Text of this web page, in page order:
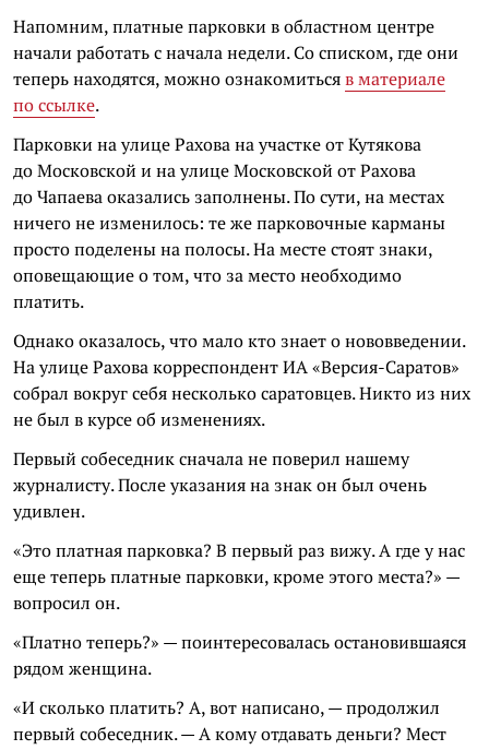
Напомним, платные парковки в областном центре
начали работать с начала недели. Со списком, где они
теперь находятся, можно ознакомитьсяв материале
по ссылке.
Парковки на улице Рахова на участке от Кутякова
до Московской и на улице Московской от Рахова
до Чапаева оказались заполнены. По сути, на местах
ничего не изменилось: те же парковочные карманы
просто поделены на полосы. На месте стоят знаки,
оповещающие о том, что за место необходимо
платить.
Однако оказалось, что мало кто знает о нововведении.
На улице Рахова корреспондент ИА «Версия-Саратов»
собрал вокруг себя несколько саратовцев. Никто из них
не был в курсе об изменениях.
Первый собеседник сначала не поверил нашему
журналисту. После указания на знак он был очень
удивлен.
«Это платная парковка? В первый раз вижу. А где у нас
еще теперь платные парковки, кроме этого места?» —
вопросил он.
«Платно теперь?» — поинтересовалась остановившаяся
рядом женщина.
«И сколько платить? А, вот написано, — продолжил
первый собеседник. — А кому отдавать деньги? Мест